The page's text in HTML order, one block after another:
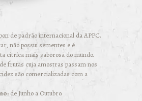
de padrão internacional da APPC.
não possui sementes e é
cítrica mais saborosa do mundo.
frutas cuja amostras passam nos
são comercializadas com a
de Junho a Outubro.